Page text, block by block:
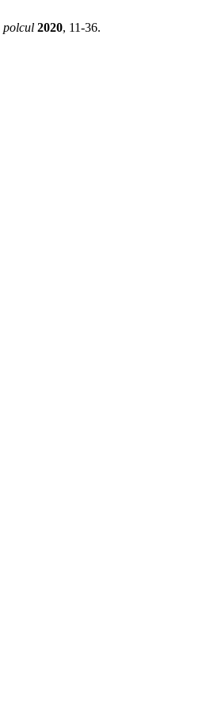
polcul 2020, 11-36.